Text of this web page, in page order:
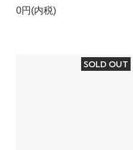
0円(内税)
SOLD OUT